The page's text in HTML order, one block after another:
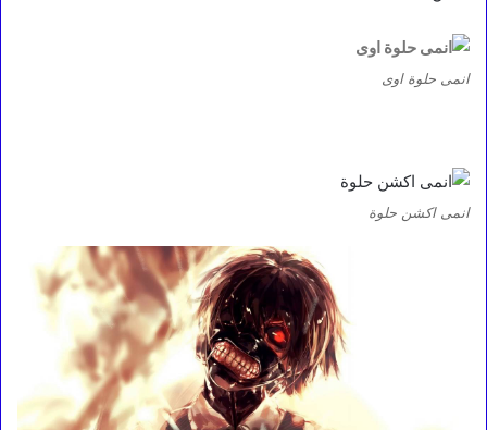
انمى حلوة اوى
انمى اكشن حلوة